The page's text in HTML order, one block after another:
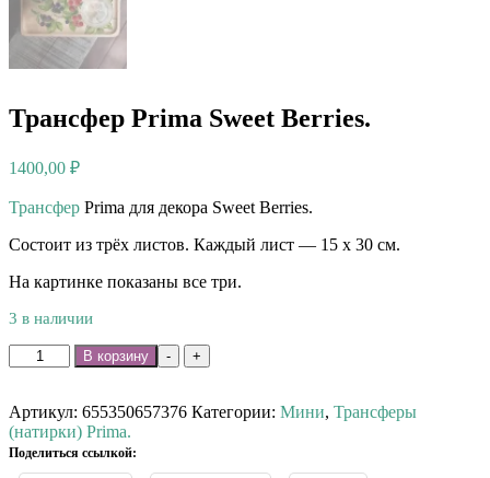
Трансфер Prima Sweet Berries.
1400,00 ₽
Трансфер Prima для декора Sweet Berries.⠀
Состоит из трёх листов. Каждый лист — 15 х 30 см.
На картинке показаны все три.
3 в наличии
-
Количество
товара
Prima
Sweet
Berries.
+
В корзину
Артикул: 655350657376 Категории: Мини, Трансферы
(натирки) Prima.
Поделиться ссылкой: